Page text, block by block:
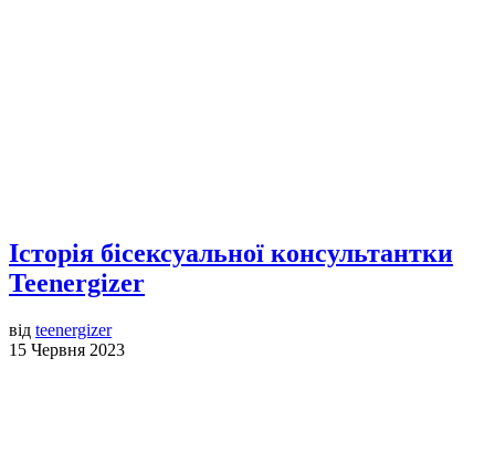
Історія бісексуальної консультантки
Teenergizer
від teenergizer
15 Червня 2023